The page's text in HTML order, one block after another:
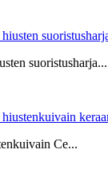
suoristusharja...
Ce...